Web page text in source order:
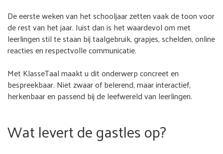
De eerste weken van het schooljaar zetten vaak de toon voor
de rest van het jaar. Juist dan is het waardevol om met
leerlingen stil te staan bij taalgebruik, grapjes, schelden, online
reacties en respectvolle communicatie.
Met KlasseTaal maakt u dit onderwerp concreet en
bespreekbaar. Niet zwaar of belerend, maar interactief,
herkenbaar en passend bij de leefwereld van leerlingen.
Wat levert de gastles op?